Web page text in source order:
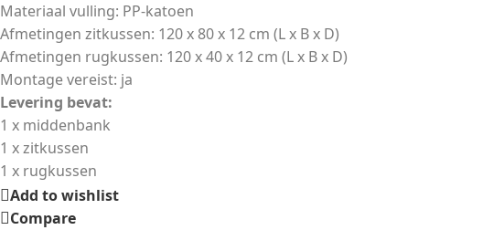
Materiaal vulling: PP-katoen
Afmetingen zitkussen: 120 x 80 x 12 cm (L x B x D)
Afmetingen rugkussen: 120 x 40 x 12 cm (L x B x D)
Montage vereist: ja
Levering bevat:
1 x middenbank
1 x zitkussen
1 x rugkussen
Add to wishlist
Compare